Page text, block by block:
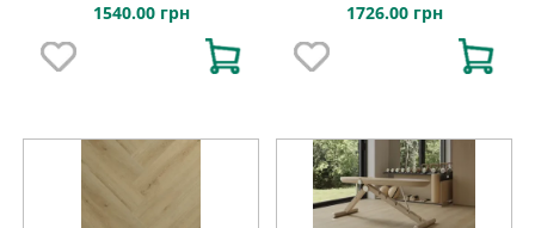
1540.00 грн 1726.00 грн